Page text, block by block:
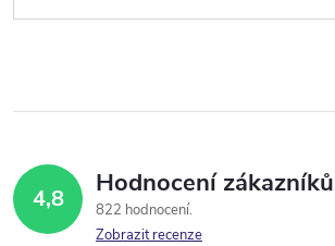
4,8 Hodnocení zákazníků
822 hodnocení
Zobrazit recenze